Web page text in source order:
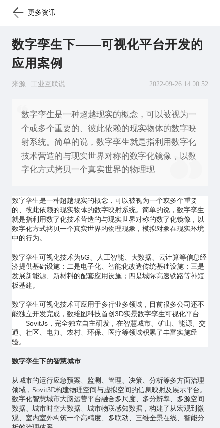
更多资讯
数字孪生下——可视化平台开发的
应用案例
来源 | 工业互联说 2022-09-26 14:00:52
数字孪生是一种超越现实的概念，可以被视为一
个或多个重要的、彼此依赖的现实物体的数字映
射系统。简单的说，数字孪生就是指利用数字化
技术营造的与现实世界对称的数字化镜像，以数
字化方式拷贝一个真实世界的物理现
数字孪生是一种超越现实的概念，可以被视为一个或多个重要
的、彼此依赖的现实物体的数字映射系统。简单的说，数字孪生
就是指利用数字化技术营造的与现实世界对称的数字化镜像，以
数字化方式拷贝一个真实世界的物理现象，模拟对象在现实环境
中的行为。
数字孪生可视化技术为5G、 人工智能、大数据、云计算等信息经
济提供基础设施；二是电子化、智能化改造传统基础设施；三是
发展新能源、新材料的配套应用设施；四是城际高速铁路等补短
板基建。
数字孪生可视化技术可应用于多行业多领域，目前很多公司还不
能独立开发完成，数维图科技首创3D实景数字孪生可视化平台
——SovitJs，完全独立自主研发，在智慧城市、矿山、能源、交
通、社区、电力、农村、环保、医疗等领域积累了丰富实施经
验。
数字孪生下的智慧城市
从城市的运行应急预案、监测、管理、决策、分析等多方面治理
领域，Sovit3D构建物理空间与虚拟空间的信息映射及展示平台。
数字化智慧城市大脑运营平台融合多尺度、多分辨率、多源空间
数据、城市时空大数据、城市物联感知数据，构建了从宏观到微
观、室内室外构筑一个高精度、多联动、三维全景在线、智能分